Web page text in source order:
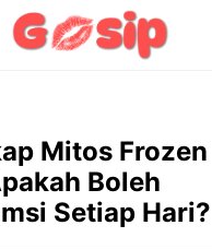
Mitos Frozen
Boleh
Setiap Hari?